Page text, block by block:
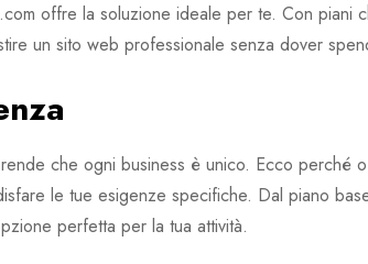
offre la soluzione ideale per te. Con piani
un sito web professionale senza dover
che ogni business è unico. Ecco perché
le tue esigenze specifiche. Dal piano
perfetta per la tua attività.